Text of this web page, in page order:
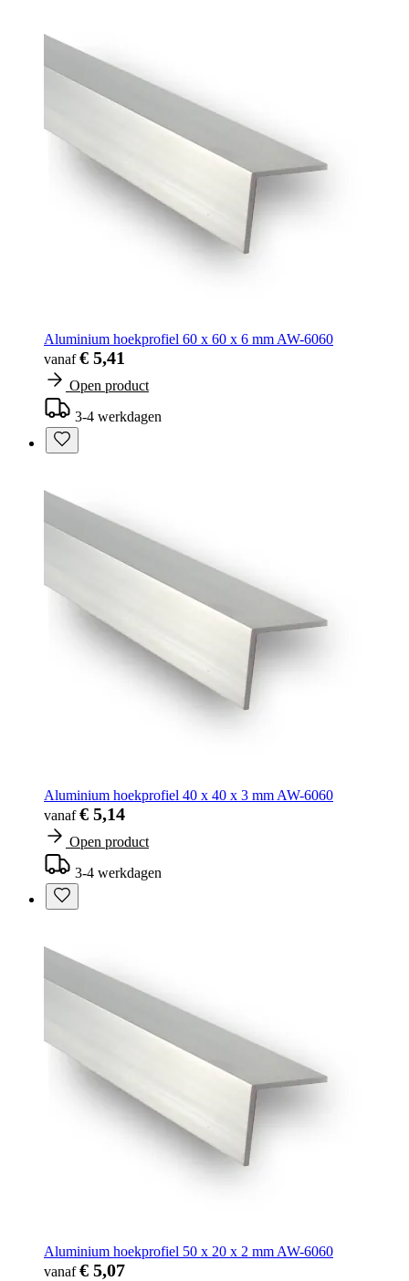
Aluminium hoekprofiel 60 x 60 x 6 mm AW-6060
vanaf€ 5,41
Open product
3-4 werkdagen
Aluminium hoekprofiel 40 x 40 x 3 mm AW-6060
vanaf€ 5,14
Open product
3-4 werkdagen
Aluminium hoekprofiel 50 x 20 x 2 mm AW-6060
vanaf€ 5,07